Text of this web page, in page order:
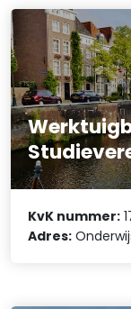
KvK nummer:
Adres: